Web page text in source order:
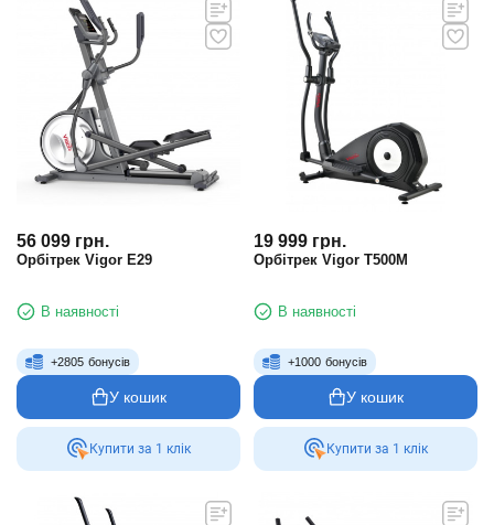
56 099 грн.
Орбітрек Vigor E29
В наявності
+2805 бонусів
У кошик
Купити за 1 клiк
19 999 грн.
Орбітрек Vigor T500M
В наявності
+1000 бонусів
У кошик
Купити за 1 клiк